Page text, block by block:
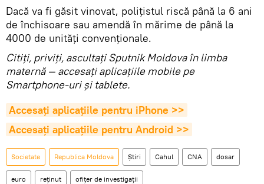
Dacă va fi găsit vinovat, polițistul riscă până la 6 ani
de închisoare sau amendă în mărime de până la
4000 de unități convenționale.
Citiţi, priviţi, ascultaţi Sputnik Moldova în limba
maternă — accesaţi aplicaţiile mobile pe
Smartphone-uri şi tablete.
Accesaţi aplicaţiile pentru iPhone >>
Accesaţi aplicaţiile pentru Android >>
Societate Republica Moldova Știri Cahul CNA dosar
euro reținut ofițer de investigații